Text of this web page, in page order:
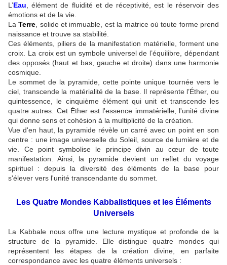
L’Eau , élément de fluidité et de réceptivité, est le réservoir des
émotions et de la vie.
LaTerre , solide et immuable, est la matrice où toute forme prend
naissance et trouve sa stabilité.
Ces éléments, piliers de la manifestation matérielle, forment une
croix. La croix est un symbole universel de l’équilibre, dépendant
des opposés (haut et bas, gauche et droite) dans une harmonie
cosmique.
Le sommet de la pyramide, cette pointe unique tournée vers le
ciel, transcende la matérialité de la base. Il représente l’Éther, ou
quintessence, le cinquième élément qui unit et transcende les
quatre autres. Cet Éther est l'essence immatérielle, l'unité divine
qui donne sens et cohésion à la multiplicité de la création.
Vue d'en haut, la pyramide révèle un carré avec un point en son
centre : une image universelle du Soleil, source de lumière et de
vie. Ce point symbolise le principe divin au cœur de toute
manifestation. Ainsi, la pyramide devient un reflet du voyage
spirituel : depuis la diversité des éléments de la base pour
s'élever vers l'unité transcendante du sommet.
Les Quatre Mondes Kabbalistiques et les Éléments
Universels
La Kabbale nous offre une lecture mystique et profonde de la
structure de la pyramide. Elle distingue quatre mondes qui
représentent les étapes de la création divine, en parfaite
correspondance avec les quatre éléments universels :